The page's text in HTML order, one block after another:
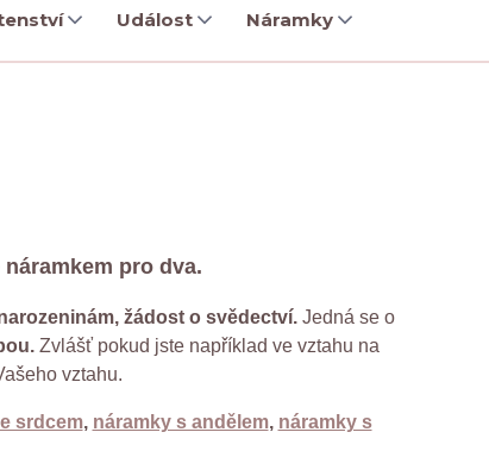
Událost Náramky
pro dva.
žádost o svědectví. Jedná se o
Zvlášť pokud jste například ve vztahu na
vztahu.
srdcem, náramky s andělem, náramky s